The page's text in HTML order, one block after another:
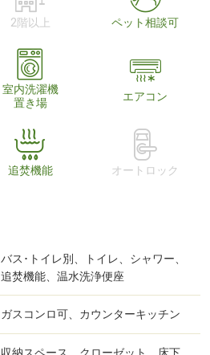
2階以上 ペット相談可
室内洗濯機
置き場
エアコン
追焚機能 オートロック
バス･トイレ別、トイレ、シャワー、
追焚機能、温水洗浄便座
ガスコンロ可、カウンターキッチン